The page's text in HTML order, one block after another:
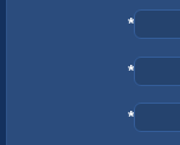
*
*
*